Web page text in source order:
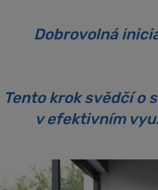
Dobrovolná
Tento krok svědčí o
v efektivním